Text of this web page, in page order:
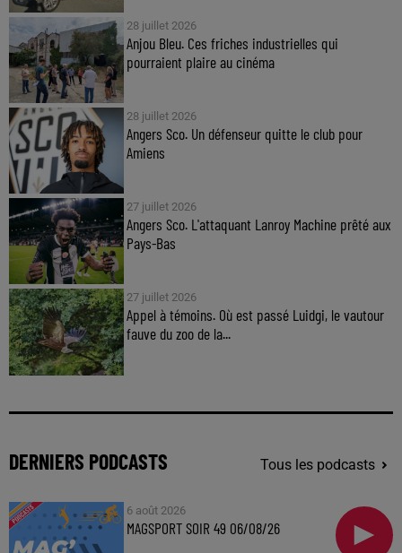
28 juillet 2026
Anjou Bleu. Ces friches industrielles qui
pourraient plaire au cinéma
28 juillet 2026
Angers Sco. Un défenseur quitte le club pour
Amiens
27 juillet 2026
Angers Sco. L'attaquant Lanroy Machine prêté aux
Pays-Bas
27 juillet 2026
Appel à témoins. Où est passé Luidgi, le vautour
fauve du zoo de la...
DERNIERS PODCASTS Tous les podcasts
6 août 2026
MAGSPORT SOIR 49 06/08/26